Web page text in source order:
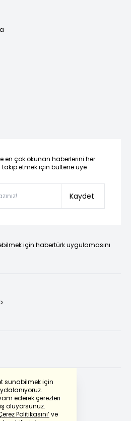
sunabilmek için
ederek çerezleri
oluyorsunuz.
Politikasını’ve
en çok okunan haberlerini her
etmek için bültene üye
Kaydet
için habertürk uygulamasını
Translate